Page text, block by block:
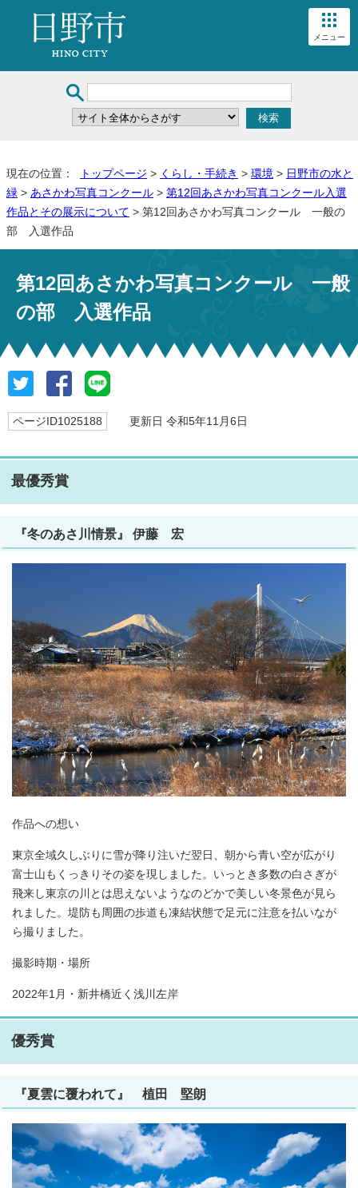
メニュー
現在の位置： トップページ > くらし・手続き > 環境 > 日野市の水と
緑 > あさかわ写真コンクール > 第12回あさかわ写真コンクール入選
作品とその展示について > 第12回あさかわ写真コンクール 一般の
部 入選作品
第12回あさかわ写真コンクール 一般
の部 入選作品
ページID1025188 更新日 令和5年11月6日
最優秀賞
『冬のあさ川情景』 伊藤 宏
作品への想い
東京全域久しぶりに雪が降り注いだ翌日、朝から青い空が広がり
富士山もくっきりその姿を現しました。いっとき多数の白さぎが
飛来し東京の川とは思えないようなのどかで美しい冬景色が見ら
れました。堤防も周囲の歩道も凍結状態で足元に注意を払いなが
ら撮りました。
撮影時期・場所
2022年1月・新井橋近く浅川左岸
優秀賞
『夏雲に覆われて』 植田 堅朗